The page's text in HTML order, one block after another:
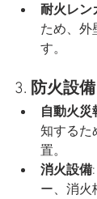
耐火レン
ため、外
す。
3. 防火設備
自動火災
知するた
置。
消火設備
ー、消火